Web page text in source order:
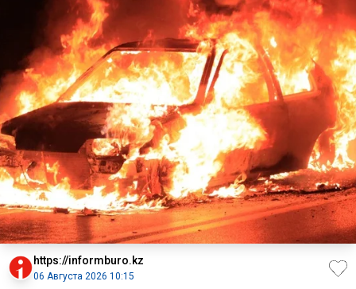
https://informburo.kz
06 Августа 2026 10:15